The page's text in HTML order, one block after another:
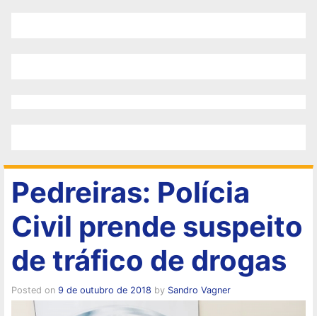
Pedreiras: Polícia
Civil prende suspeito
de tráfico de drogas
Posted on 9 de outubro de 2018 by Sandro Vagner